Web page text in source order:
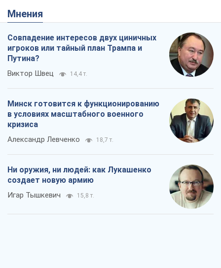
Мнения
Совпадение интересов двух циничных
игроков или тайный план Трампа и
Путина?
Виктор Швец 14,4 т.
Минск готовится к функционированию
в условиях масштабного военного
кризиса
Александр Левченко 18,7 т.
Ни оружия, ни людей: как Лукашенко
создает новую армию
Игар Тышкевич 15,8 т.